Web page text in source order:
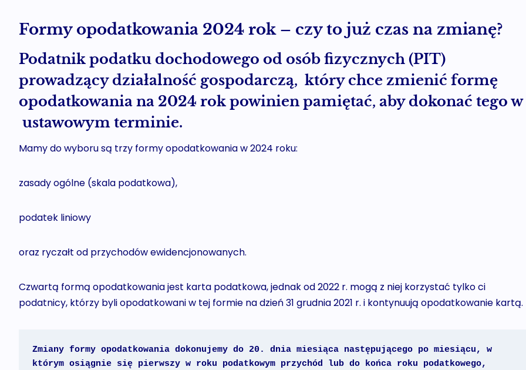
Formy opodatkowania 2024 rok – czy to już czas na zmianę?
Podatnik podatku dochodowego od osób fizycznych (PIT)
prowadzący działalność gospodarczą, który chce zmienić formę
opodatkowania na 2024 rok powinien pamiętać, aby dokonać tego w
ustawowym terminie.
Mamy do wyboru są trzy formy opodatkowania w 2024 roku:
zasady ogólne (skala podatkowa),
podatek liniowy
oraz ryczałt od przychodów ewidencjonowanych.
Czwartą formą opodatkowania jest karta podatkowa, jednak od 2022 r. mogą z niej korzystać tylko ci
podatnicy, którzy byli opodatkowani w tej formie na dzień 31 grudnia 2021 r. i kontynuują opodatkowanie kartą.
Zmiany formy opodatkowania dokonujemy do 20. dnia miesiąca następującego po miesiącu, w
którym osiągnie się pierwszy w roku podatkowym przychód lub do końca roku podatkowego,